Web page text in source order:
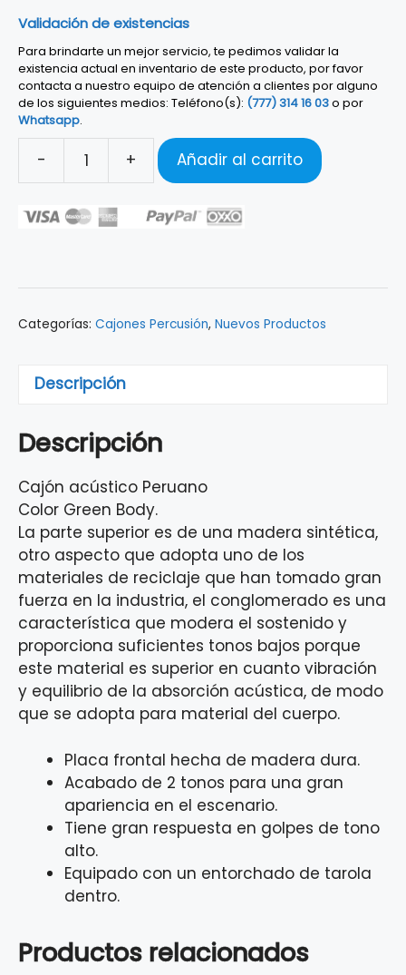
Validación de existencias
Para brindarte un mejor servicio, te pedimos validar la
existencia actual en inventario de este producto, por favor
contacta a nuestro equipo de atención a clientes por alguno
de los siguientes medios: Teléfono(s): (777) 314 16 03o por
Whatsapp.
-
CAJON
PEARL
654
+ Añadir al carrito
Categorías: Cajones Percusión, Nuevos Productos
Descripción
Descripción
Cajón acústico Peruano
Color Green Body.
La parte superior es de una madera sintética,
otro aspecto que adopta uno de los
materiales de reciclaje que han tomado gran
fuerza en la industria, el conglomerado es una
característica que modera el sostenido y
proporciona suficientes tonos bajos porque
este material es superior en cuanto vibración
y equilibrio de la absorción acústica, de modo
que se adopta para material del cuerpo.
Placa frontal hecha de madera dura.
Acabado de 2 tonos para una gran
apariencia en el escenario.
Tiene gran respuesta en golpes de tono
alto.
Equipado con un entorchado de tarola
dentro.
Productos relacionados